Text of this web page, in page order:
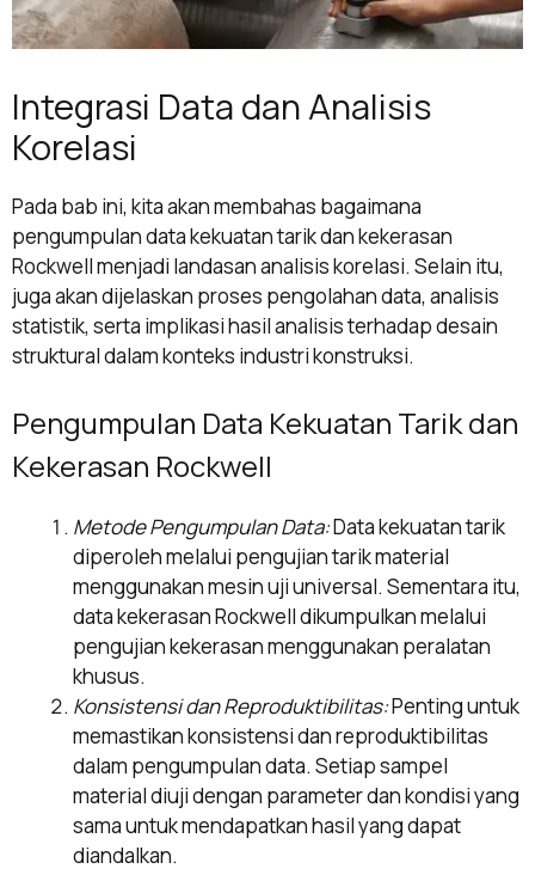
Integrasi Data dan Analisis
Korelasi
Pada bab ini, kita akan membahas bagaimana
pengumpulan data kekuatan tarik dan kekerasan
Rockwell menjadi landasan analisis korelasi. Selain itu,
juga akan dijelaskan proses pengolahan data, analisis
statistik, serta implikasi hasil analisis terhadap desain
struktural dalam konteks industri konstruksi.
Pengumpulan Data Kekuatan Tarik dan
Kekerasan Rockwell
Metode Pengumpulan Data:Data kekuatan tarik
diperoleh melalui pengujian tarik material
menggunakan mesin uji universal. Sementara itu,
data kekerasan Rockwell dikumpulkan melalui
pengujian kekerasan menggunakan peralatan
khusus.
Konsistensi dan Reproduktibilitas:Penting untuk
memastikan konsistensi dan reproduktibilitas
dalam pengumpulan data. Setiap sampel
material diuji dengan parameter dan kondisi yang
sama untuk mendapatkan hasil yang dapat
diandalkan.